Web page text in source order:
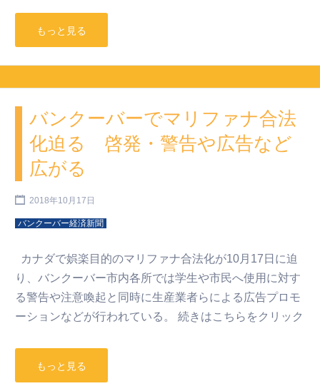
もっと見る
バンクーバーでマリファナ合法
化迫る 啓発・警告や広告など
広がる
2018年10月17日
バンクーバー経済新聞
カナダで娯楽目的のマリファナ合法化が10月17日に迫
り、バンクーバー市内各所では学生や市民へ使用に対す
る警告や注意喚起と同時に生産業者らによる広告プロモ
ーションなどが行われている。 続きはこちらをクリック
もっと見る